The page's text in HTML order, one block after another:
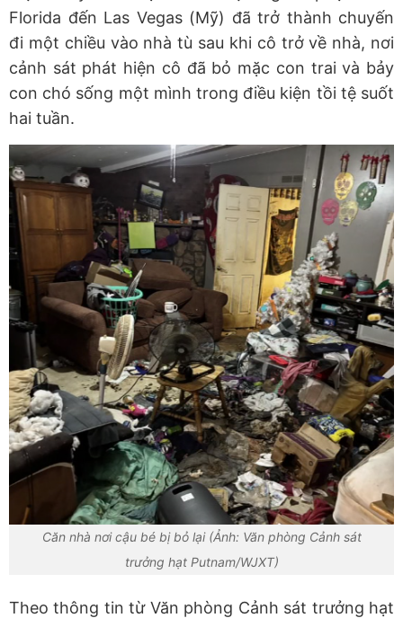
Florida đến Las Vegas (Mỹ) đã trở thành chuyến
đi một chiều vào nhà tù sau khi cô trở về nhà, nơi
cảnh sát phát hiện cô đã bỏ mặc con trai và bảy
con chó sống một mình trong điều kiện tồi tệ suốt
hai tuần.
Căn nhà nơi cậu bé bị bỏ lại (Ảnh: Văn phòng Cảnh sát
trưởng hạt Putnam/WJXT)
Theo thông tin từ Văn phòng Cảnh sát trưởng hạt